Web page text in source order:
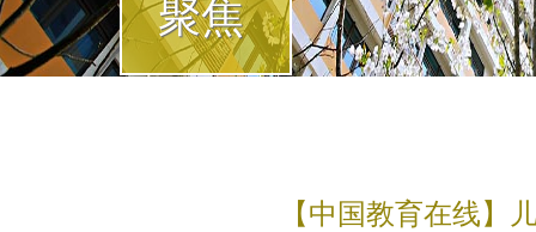
聚焦
【中国教育在线】